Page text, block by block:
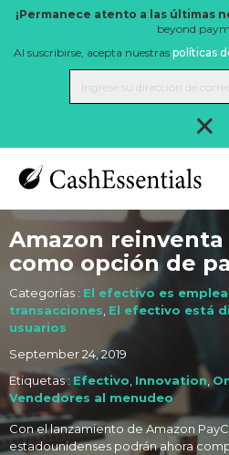
¡Permanece atento a las últimas
beyond
Al suscribirse, acepta nuestras políticas
×
Amazon
como opción de
Categorías : El efectivo es
transacciones El efectivo está
usuarios
September 24, 2019
Etiquetas : Efectivo Innovation,
Vendedores al menudeo
Con el lanzamiento de Amazon
estadounidenses podrán ahora